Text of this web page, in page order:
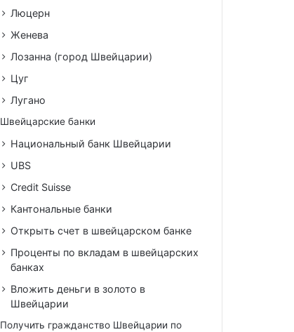
Люцерн
Женева
Лозанна (город Швейцарии)
Цуг
Лугано
Швейцарские банки
Национальный банк Швейцарии
UBS
Credit Suisse
Кантональные банки
Открыть счет в швейцарском банке
Проценты по вкладам в швейцарских
банках
Вложить деньги в золото в
Швейцарии
Получить гражданство Швейцарии по